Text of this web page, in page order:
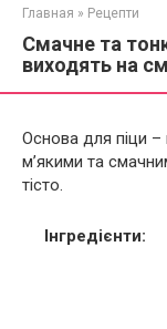
Главная » Рецепти
Смачне та
виходять на
Основа для піци
м’якими та
тісто.
Інгредієнти: